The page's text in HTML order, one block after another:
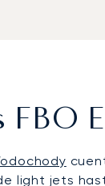
FBO
light jets